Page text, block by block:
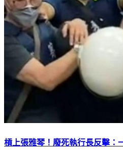
槓上張雅琴！廢死執行長反擊：